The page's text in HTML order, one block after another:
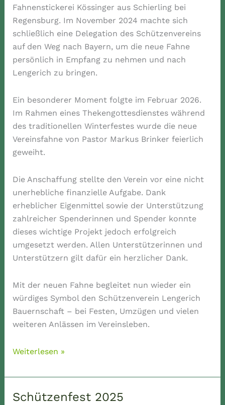
Fahnenstickerei Kössinger aus Schierling bei
Regensburg. Im November 2024 machte sich
schließlich eine Delegation des Schützenvereins
auf den Weg nach Bayern, um die neue Fahne
persönlich in Empfang zu nehmen und nach
Lengerich zu bringen.
Ein besonderer Moment folgte im Februar 2026.
Im Rahmen eines Thekengottesdienstes während
des traditionellen Winterfestes wurde die neue
Vereinsfahne von Pastor Markus Brinker feierlich
geweiht.
Die Anschaffung stellte den Verein vor eine nicht
unerhebliche finanzielle Aufgabe. Dank
erheblicher Eigenmittel sowie der Unterstützung
zahlreicher Spenderinnen und Spender konnte
dieses wichtige Projekt jedoch erfolgreich
umgesetzt werden. Allen Unterstützerinnen und
Unterstützern gilt dafür ein herzlicher Dank.
Mit der neuen Fahne begleitet nun wieder ein
würdiges Symbol den Schützenverein Lengerich
Bauernschaft – bei Festen, Umzügen und vielen
weiteren Anlässen im Vereinsleben.
Die
Vereinsfahne
Weiterlesen »
Schützenfest 2025